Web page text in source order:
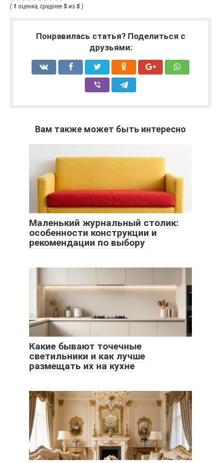
( 1 оценка, среднее 5 из 5 )
Понравилась статья? Поделиться с
друзьями:
Вам также может быть интересно
Маленький журнальный столик:
особенности конструкции и
рекомендации по выбору
Какие бывают точечные
светильники и как лучше
размещать их на кухне